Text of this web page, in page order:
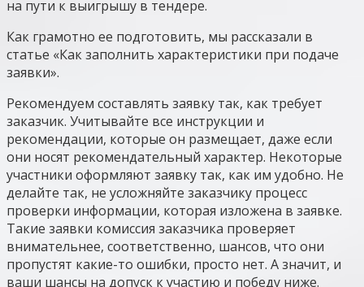
на пути к выигрышу в тендере.
Как грамотно ее подготовить, мы рассказали в
статье «Как заполнить характеристики при подаче
заявки».
Рекомендуем составлять заявку так, как требует
заказчик. Учитывайте все инструкции и
рекомендации, которые он размещает, даже если
они носят рекомендательный характер. Некоторые
участники оформляют заявку так, как им удобно. Не
делайте так, не усложняйте заказчику процесс
проверки информации, которая изложена в заявке.
Такие заявки комиссия заказчика проверяет
внимательнее, соответственно, шансов, что они
пропустят какие-то ошибки, просто нет. А значит, и
ваши шансы на допуск к участию и победу ниже.